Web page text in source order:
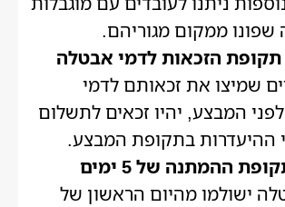
שפונו ממקום מגוריהם.
הזכאות לדמי אבטלה
שמיצו את זכאותם לדמי
המבצע, יהיו זכאים לתשלום
ההיעדרות בתקופת המבצע.
ההמתנה של 5 ימים
ישולמו מהיום הראשון של